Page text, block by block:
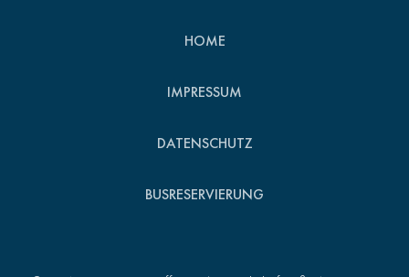
HOME
IMPRESSUM
DATENSCHUTZ
BUSRESERVIERUNG